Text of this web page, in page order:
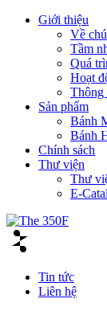
Giới thiệu
Về
Tầm
Quá
Hoạt
Thông
Sản phẩm
Bánh
Bánh
Chính sách
Thư viện
Thư
E-
Tin tức
Liên hệ